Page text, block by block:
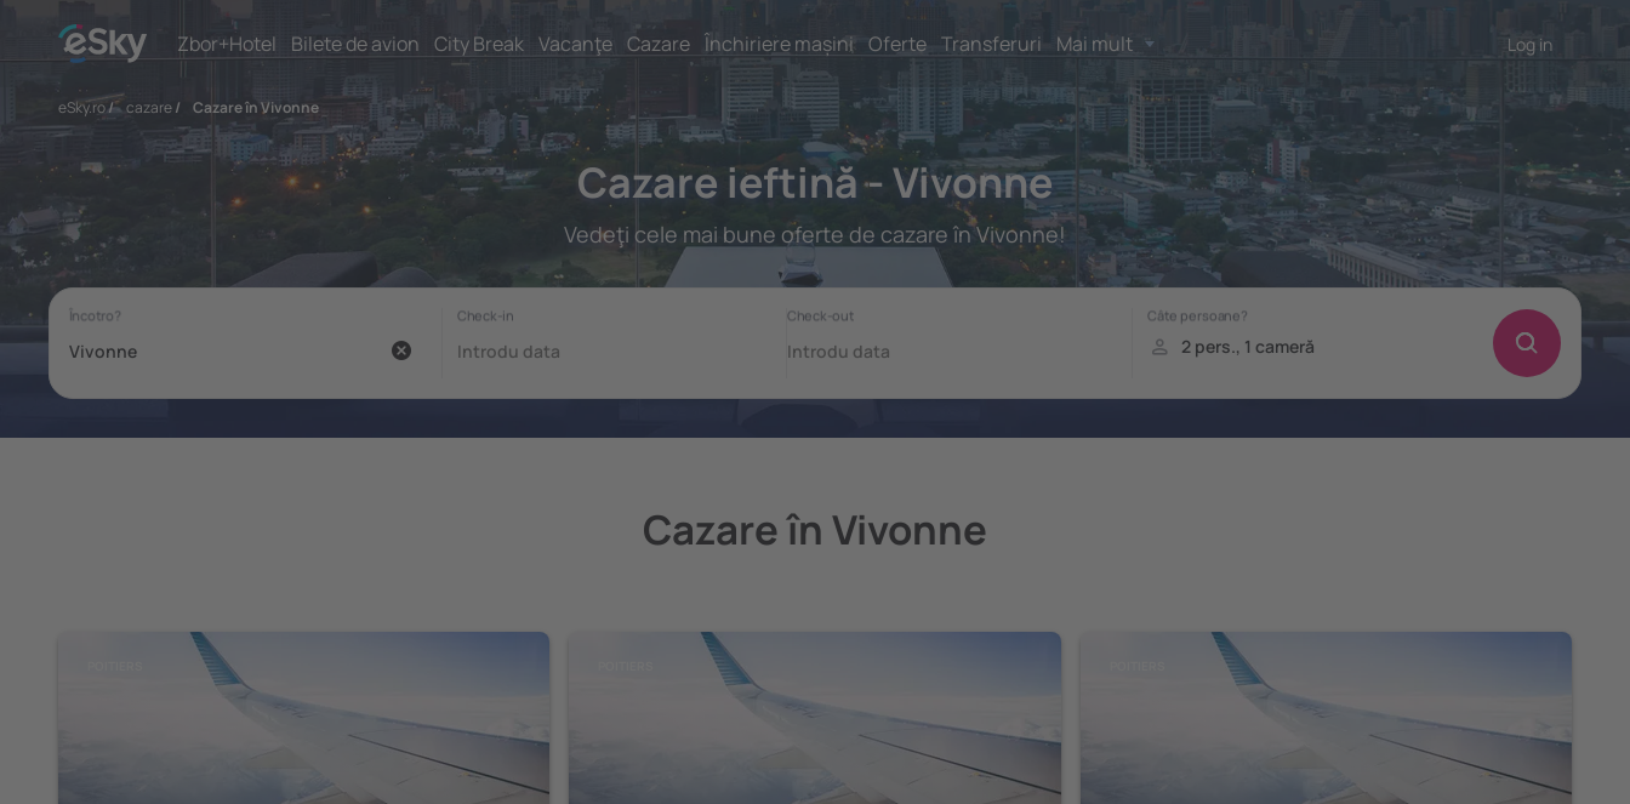
Zbor+Hotel Bilete de avion City Break Vacanţe Cazare Închiriere mașini Oferte Transferuri Mai mult Log in
eSky.ro/ cazare/ Cazare în Vivonne
Cazare ieftină - Vivonne
Vedeţi cele mai bune oferte de cazare în Vivonne!
Cazare în Vivonne